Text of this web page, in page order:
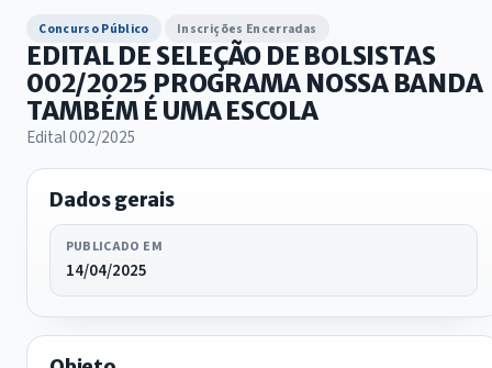
Concurso Público Inscrições Encerradas
EDITAL DE SELEÇÃO DE BOLSISTAS
002/2025 PROGRAMA NOSSA BANDA
TAMBÉM É UMA ESCOLA
Edital 002/2025
Dados gerais
PUBLICADO EM
14/04/2025